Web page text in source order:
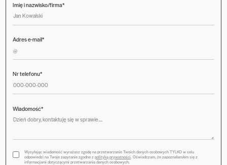
Imię i nazwisko/firma*
Adres e-mail*
Nr telefonu*
Wiadomość*
Wysyłając wiadomość wyrażasz zgodę na przetwarzanie Twoich danych osobowych TYLKO w celu
odpowiedzi na Twoje zapytanie zgodne zpolityką prywatności . Oświadczam, że zapoznałam/em się z
informacjami dotyczącymi przetwarzania danych osobowych.